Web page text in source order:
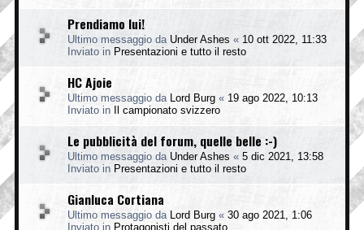
Prendiamo lui!
Ultimo messaggio da Under Ashes « 10 ott 2022, 11:33
Inviato in Presentazioni e tutto il resto
HC Ajoie
Ultimo messaggio da Lord Burg « 19 ago 2022, 10:13
Inviato in
Il campionato svizzero
Le pubblicità del forum, quelle belle :-)
Ultimo messaggio da Under Ashes « 5 dic 2021, 13:58
Inviato in Presentazioni e tutto il resto
Gianluca Cortiana
Ultimo messaggio da Lord Burg « 30 ago 2021, 1:06
Inviato in Protagonisti del passato